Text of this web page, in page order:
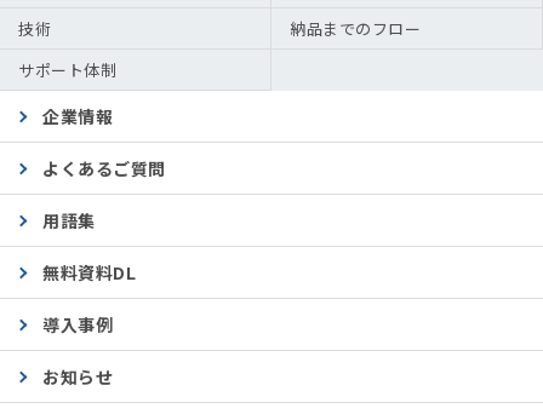
技術
納品までのフロー
サポート体制
企業情報
よくあるご質問
用語集
無料資料DL
導入事例
お知らせ